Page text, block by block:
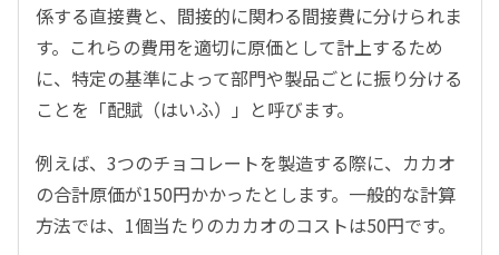
係する直接費と、間接的に関わる間接費に分けられま
す。これらの費用を適切に原価として計上するため
に、特定の基準によって部門や製品ごとに振り分ける
ことを「配賦（はいふ）」と呼びます。
例えば、3つのチョコレートを製造する際に、カカオ
の合計原価が150円かかったとします。一般的な計算
方法では、1個当たりのカカオのコストは50円です。